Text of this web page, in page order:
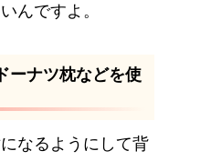
んですよ。
ーナツ枕などを使
なるようにして背